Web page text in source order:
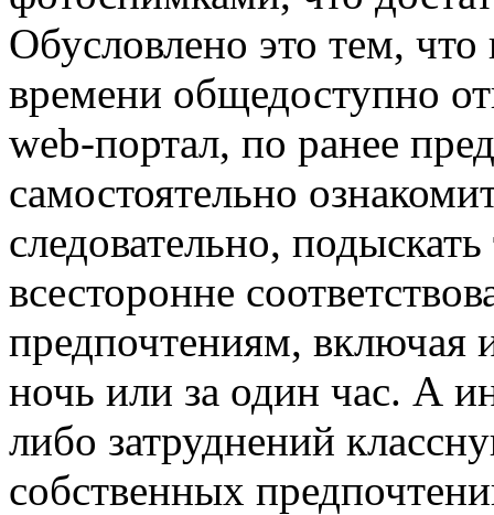
Обусловлено это тем,
времени общедоступно
web-портал, по ранее
самостоятельно
следовательно,
всесторонне
предпочтениям, включая
ночь или за один час. А
либо затруднений
собственных